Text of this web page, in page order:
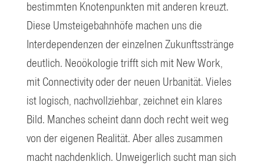
bestimmten Knotenpunkten mit anderen kreuzt.
Diese Umsteigebahnhöfe machen uns die
Interdependenzen der einzelnen Zukunftsstränge
deutlich. Neoökologie trifft sich mit New Work,
mit Connectivity oder der neuen Urbanität. Vieles
ist logisch, nachvollziehbar, zeichnet ein klares
Bild. Manches scheint dann doch recht weit weg
von der eigenen Realität. Aber alles zusammen
macht nachdenklich. Unweigerlich sucht man sich